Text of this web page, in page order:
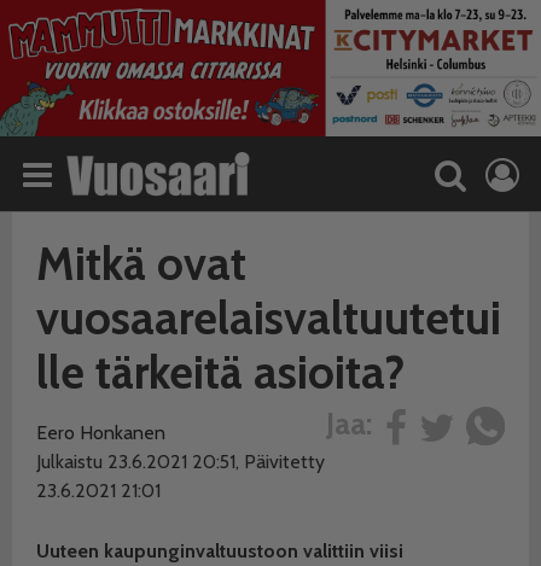
Mitkä ovat
vuosaarelaisvaltuutetui
lle tärkeitä asioita?
Jaa:
Eero Honkanen
Julkaistu 23.6.2021 20:51, Päivitetty
23.6.2021 21:01
Uuteen kaupunginvaltuustoon valittiin viisi